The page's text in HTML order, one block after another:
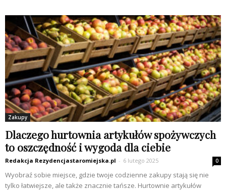
Zakupy
Dlaczego hurtownia artykułów spożywczych
to oszczędność i wygoda dla ciebie
Redakcja Rezydencjastaromiejska.pl - 6 lutego 2025 0
Wyobraź sobie miejsce, gdzie twoje codzienne zakupy stają się nie
tylko łatwiejsze, ale także znacznie tańsze. Hurtownie artykułów